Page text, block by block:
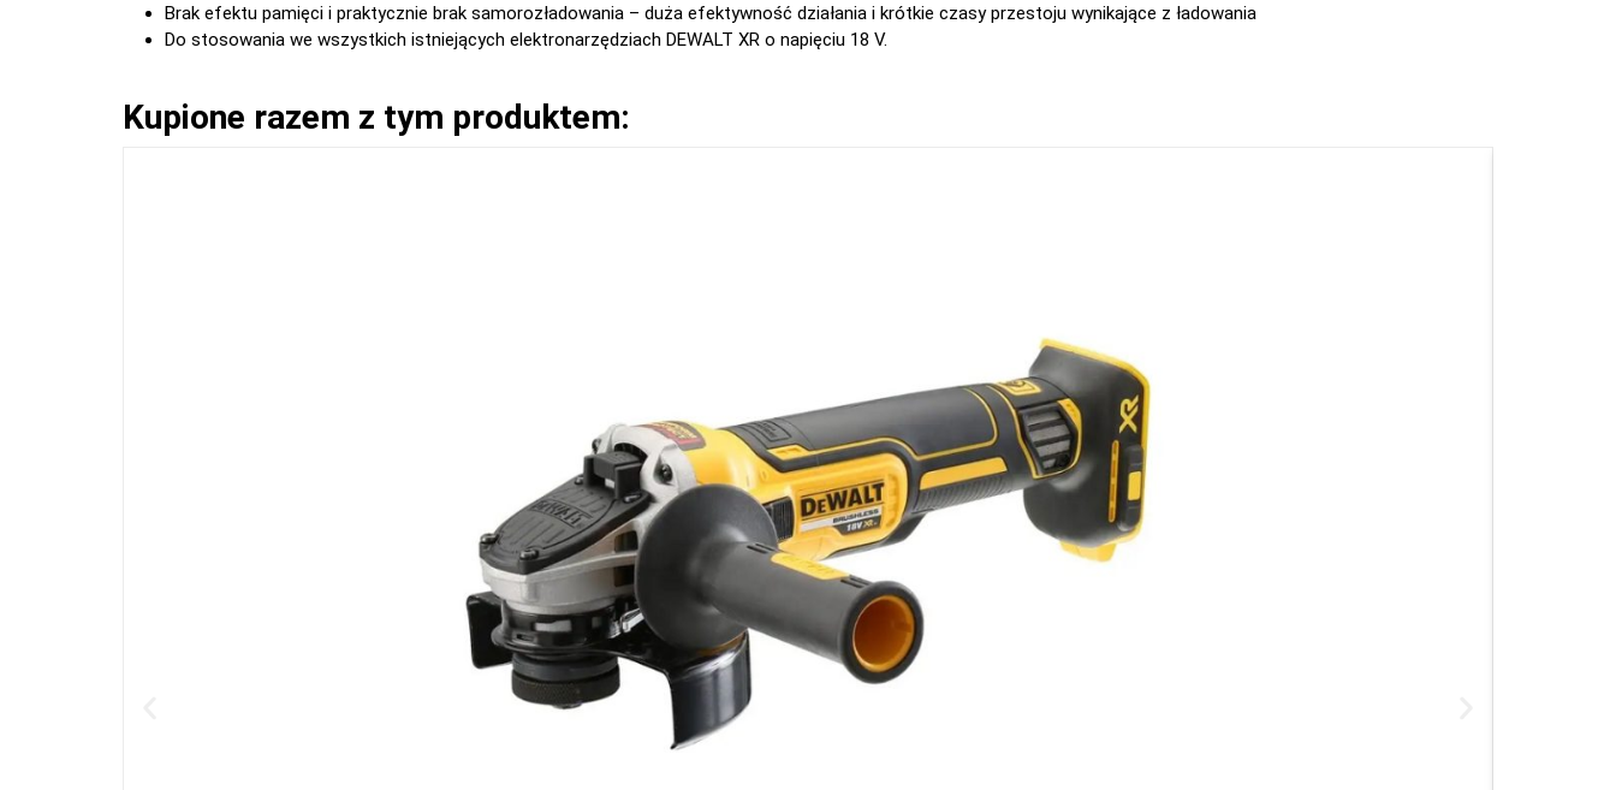
Brak efektu pamięci i praktycznie brak samorozładowania – duża efektywność działania i krótkie czasy przestoju wynikające z ładowania
Do stosowania we wszystkich istniejących elektronarzędziach DEWALT XR o napięciu 18 V.
Kupione razem z tym produktem: